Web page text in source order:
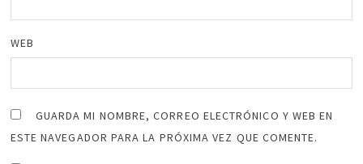
WEB
GUARDA MI NOMBRE, CORREO ELECTRÓNICO Y WEB EN
ESTE NAVEGADOR PARA LA PRÓXIMA VEZ QUE COMENTE.